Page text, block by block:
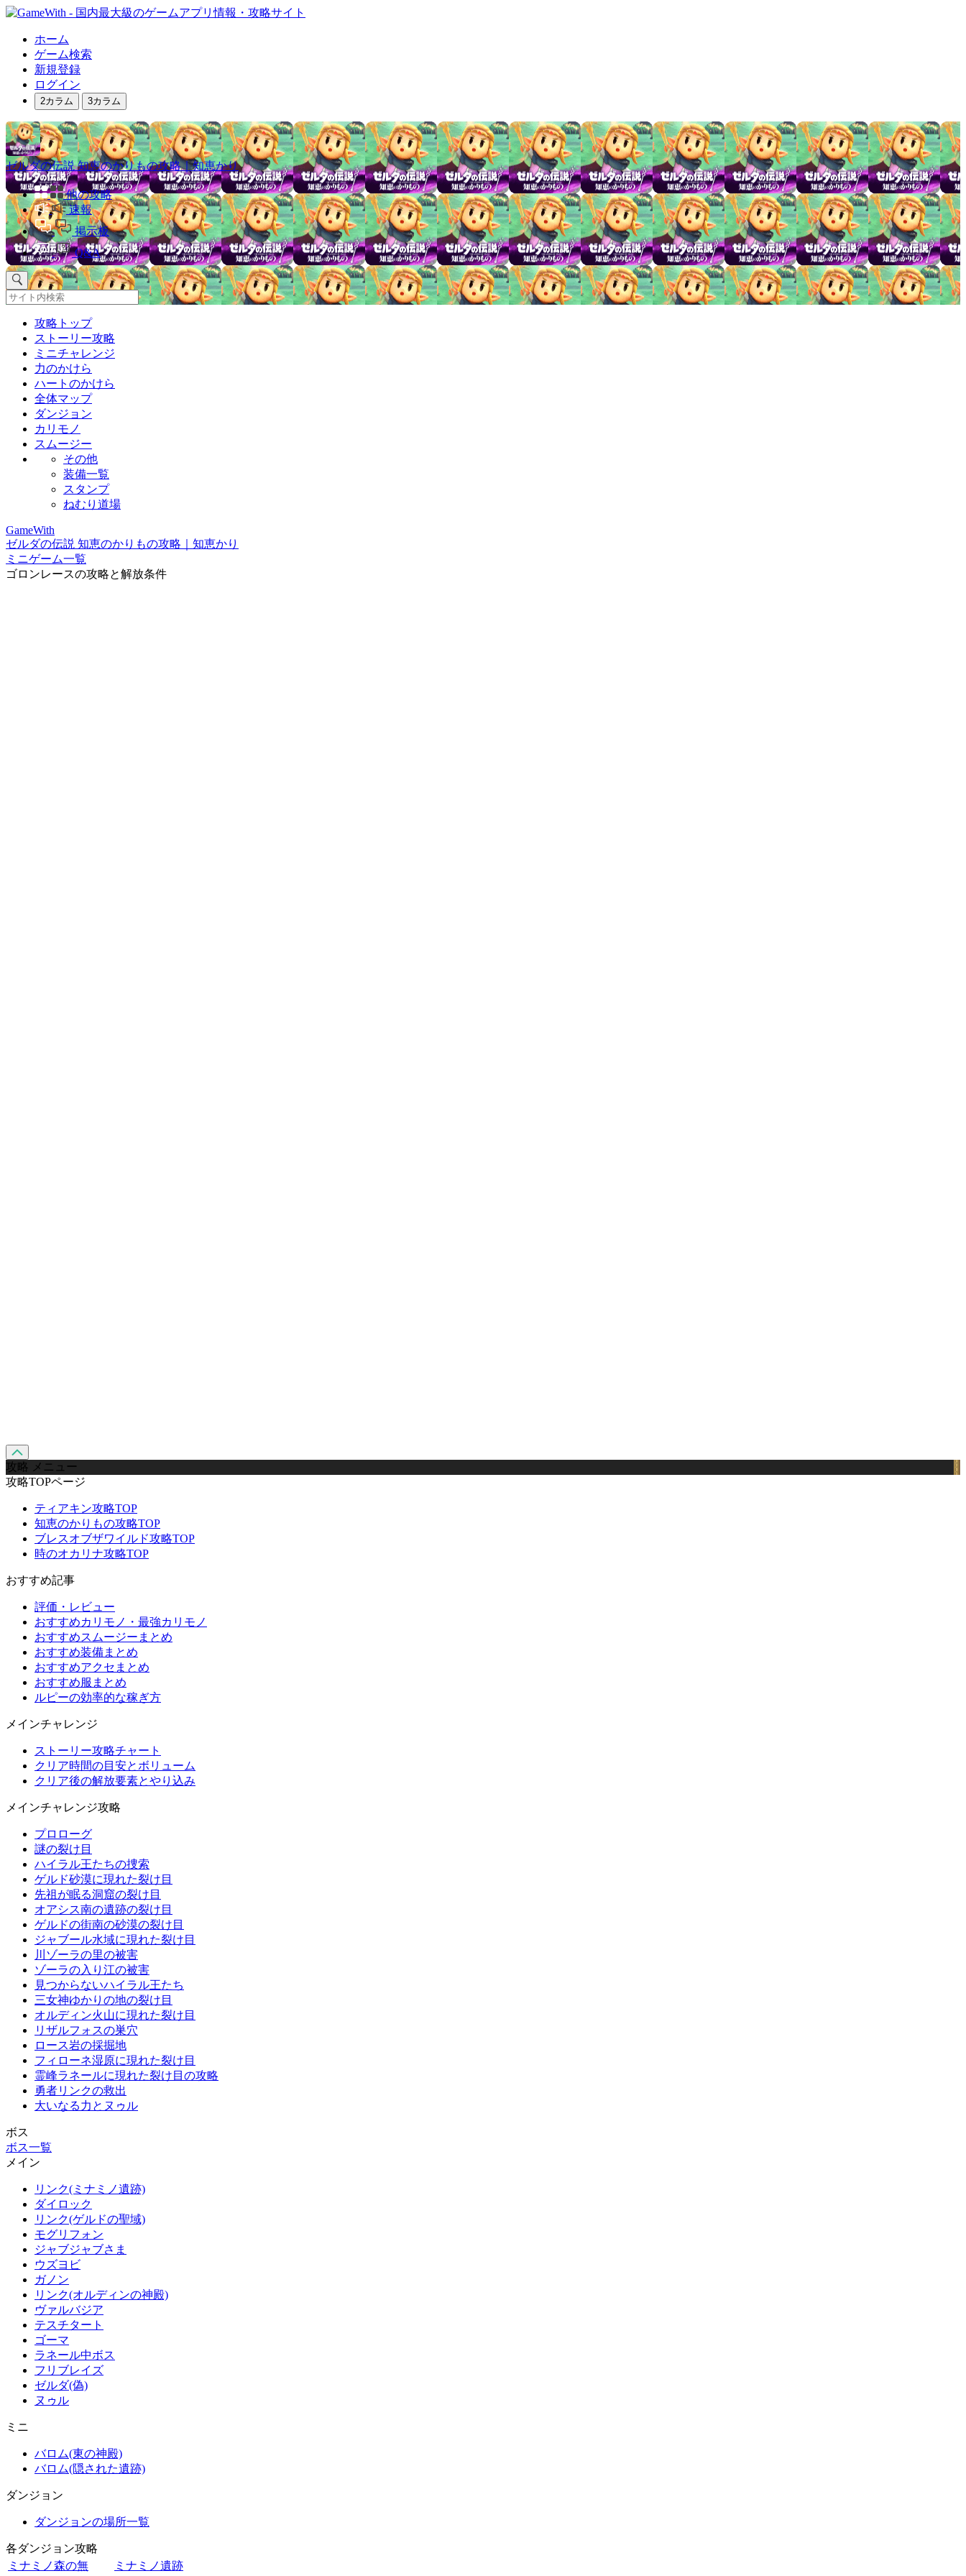
ホーム
ゲーム検索
新規登録
ログイン
2カラム 3カラム
ゼルダの伝説 知恵のかりもの攻略｜知恵かり
他の攻略
速報
掲示板
Q&A
攻略トップ
ストーリー攻略
ミニチャレンジ
力のかけら
ハートのかけら
全体マップ
ダンジョン
カリモノ
スムージー
その他
装備一覧
スタンプ
ねむり道場
GameWith
ゼルダの伝説 知恵のかりもの攻略｜知恵かり
ミニゲーム一覧
ゴロンレースの攻略と解放条件
攻略 メニュー
攻略TOPページ
ティアキン攻略TOP
知恵のかりもの攻略TOP
ブレスオブザワイルド攻略TOP
時のオカリナ攻略TOP
おすすめ記事
評価・レビュー
おすすめカリモノ・最強カリモノ
おすすめスムージーまとめ
おすすめ装備まとめ
おすすめアクセまとめ
おすすめ服まとめ
ルピーの効率的な稼ぎ方
メインチャレンジ
ストーリー攻略チャート
クリア時間の目安とボリューム
クリア後の解放要素とやり込み
メインチャレンジ攻略
プロローグ
謎の裂け目
ハイラル王たちの捜索
ゲルド砂漠に現れた裂け目
先祖が眠る洞窟の裂け目
オアシス南の遺跡の裂け目
ゲルドの街南の砂漠の裂け目
ジャブール水域に現れた裂け目
川ゾーラの里の被害
ゾーラの入り江の被害
見つからないハイラル王たち
三女神ゆかりの地の裂け目
オルディン火山に現れた裂け目
リザルフォスの巣穴
ロース岩の採掘地
フィローネ湿原に現れた裂け目
霊峰ラネールに現れた裂け目の攻略
勇者リンクの救出
大いなる力とヌゥル
ボス
ボス一覧
メイン
リンク(ミナミノ遺跡)
ダイロック
リンク(ゲルドの聖域)
モグリフォン
ジャブジャブさま
ウズヨビ
ガノン
リンク(オルディンの神殿)
ヴァルバジア
テスチタート
ゴーマ
ラネール中ボス
フリブレイズ
ゼルダ(偽)
ヌゥル
ミニ
バロム(東の神殿)
バロム(隠された遺跡)
ダンジョン
ダンジョンの場所一覧
各ダンジョン攻略
ミナミノ森の無
ミナミノ遺跡